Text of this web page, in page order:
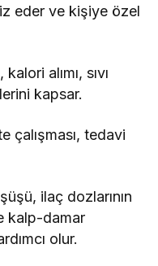
eder ve kişiye özel
alımı, sıvı
kapsar.
çalışması, tedavi
ilaç dozlarının
kalp-damar
olur.